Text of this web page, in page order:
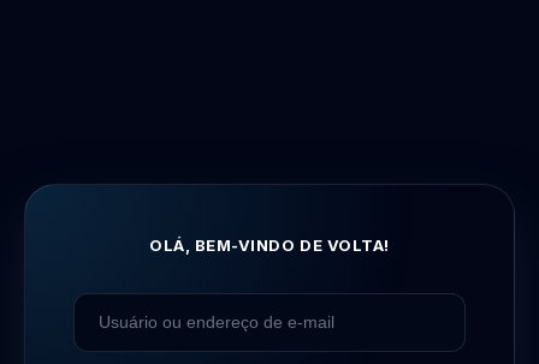
OLÁ, BEM-VINDO DE VOLTA!